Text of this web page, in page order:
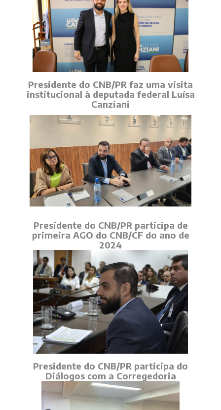
Presidente do CNB/PR faz uma visita
institucional à deputada federal Luísa
Canziani
Presidente do CNB/PR participa de
primeira AGO do CNB/CF do ano de
2024
Presidente do CNB/PR participa do
Diálogos com a Corregedoria